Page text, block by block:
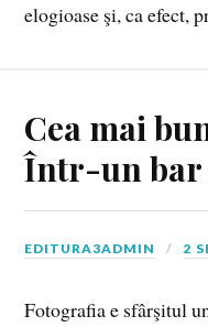
elogioase şi, ca efect,
Cea mai
Într-un bar
EDITURA3ADMIN 2
Fotografia e sfârşitul